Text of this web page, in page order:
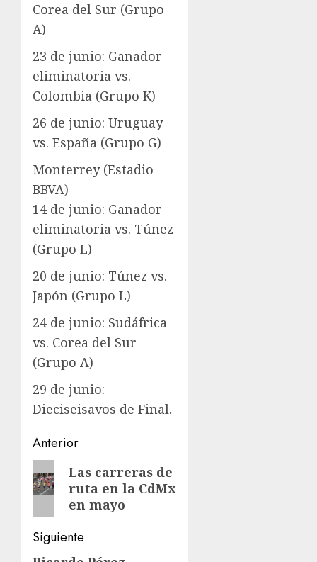
Corea del Sur (Grupo
A)
23 de junio: Ganador
eliminatoria vs.
Colombia (Grupo K)
26 de junio: Uruguay
vs. España (Grupo G)
Monterrey (Estadio
BBVA)
14 de junio: Ganador
eliminatoria vs. Túnez
(Grupo L)
20 de junio: Túnez vs.
Japón (Grupo L)
24 de junio: Sudáfrica
vs. Corea del Sur
(Grupo A)
29 de junio:
Dieciseisavos de Final.
Navegación
de
entradas
Anterior
Entrada
anterior:
Las carreras de
ruta en la CdMx
en mayo
Siguiente